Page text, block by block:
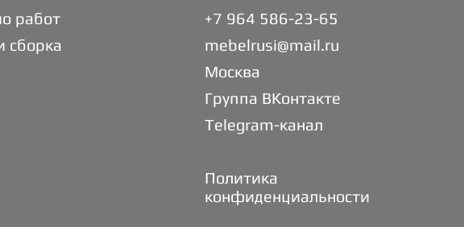
работ
сборка
+7 964 586-23-65
mebelrusi@mail.ru
Москва
Группа ВКонтакте
Telegram-канал
Политика
конфиденциальности